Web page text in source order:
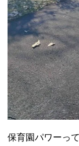
保育園パワーっ